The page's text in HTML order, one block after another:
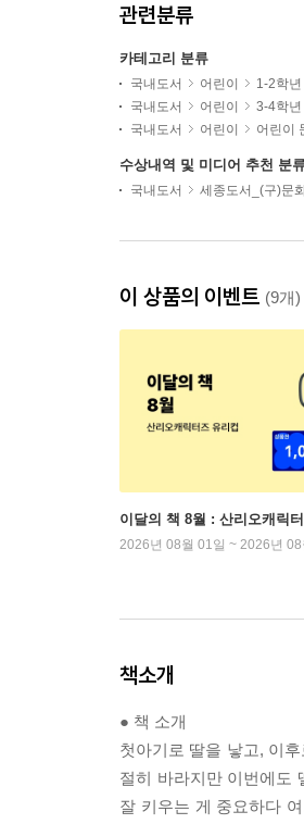
관련분류
카테고리 분류
국내도서 어린이 1-2학년
국내도서
어린이 3-4학년
국내도서
어린이 어린이
수상내역 및 미디어 추천 분
국내도서 세종도서_(구)문
이 상품의 이벤트 (9개)
이달의 책 8월 : 산리오캐릭
2026년 08월 01일 ~ 2026년 08
책소개
● 책 소개
첫아기로 딸을 낳고, 이
절히 바라지만 이번에도
잘 키우는 게 중요하다